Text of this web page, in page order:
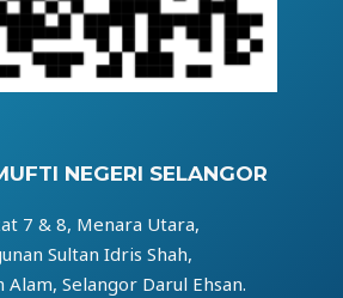
NEGERI SELANGOR
7 & 8, Menara Utara,
Sultan Idris Shah,
Alam, Selangor Darul Ehsan.